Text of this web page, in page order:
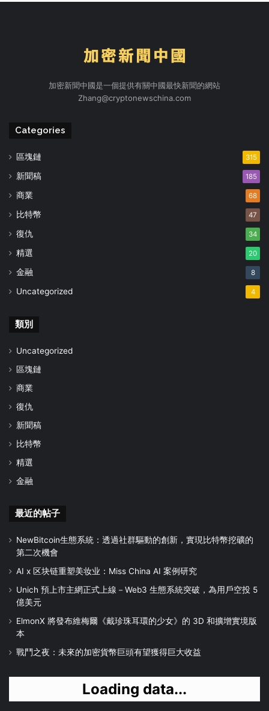
加密新聞中國是一個提供有關中國最快新聞的網站
Zhang@cryptonewschina.com
Categories
區塊鏈 315
新聞稿 185
商業 68
比特幣 47
復仇 34
精選 20
金融 8
Uncategorized 4
類別
Uncategorized
區塊鏈
商業
復仇
新聞稿
比特幣
精選
金融
最近的帖子
NewBitcoin生態系統：透過社群驅動的創新，實現比特幣挖礦的
第二次機會
AI x 区块链重塑美妆业：Miss China AI 案例研究
Unich 預上市主網正式上線－Web3 生態系統突破，為用戶空投 5
億美元
ElmonX 將發布維梅爾《戴珍珠耳環的少女》的 3D 和擴增實境版
本
戰鬥之夜：未來的加密貨幣巨頭有望獲得巨大收益
Loading data...